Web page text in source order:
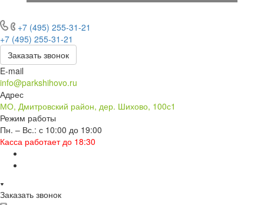
+7 (495) 255-31-21
+7 (495) 255-31-21
Заказать звонок
E-mail
info@parkshihovo.ru
Адрес
МО, Дмитровский район, дер. Шихово, 100с1
Режим работы
Пн. – Вс.: с 10:00 до 19:00
Касса работает до 18:30
Заказать звонок